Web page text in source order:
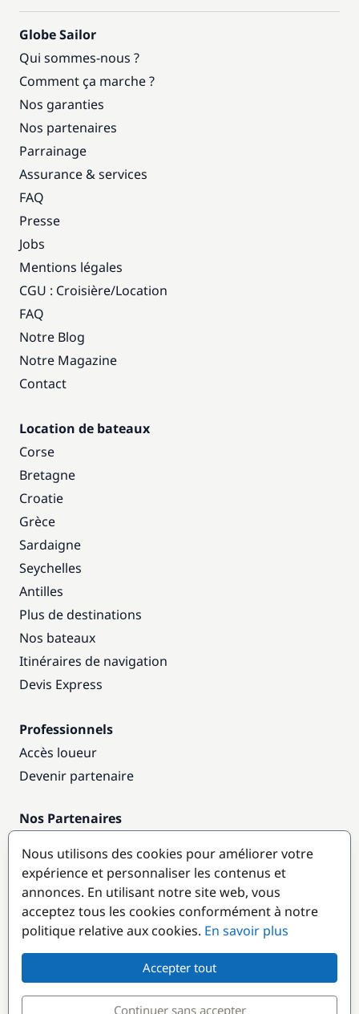
Globe Sailor
Qui sommes-nous ?
Comment ça marche ?
Nos garanties
Nos partenaires
Parrainage
Assurance & services
FAQ
Presse
Jobs
Mentions légales
CGU : Croisière/Location
FAQ
Notre Blog
Notre Magazine
Contact
Location de bateaux
Corse
Bretagne
Croatie
Grèce
Sardaigne
Seychelles
Antilles
Plus de destinations
Nos bateaux
Itinéraires de navigation
Devis Express
Professionnels
Accès loueur
Devenir partenaire
Nos Partenaires
Destinations populaires
Nous utilisons des cookies pour améliorer votre
expérience et personnaliser les contenus et
annonces. En utilisant notre site web, vous
acceptez tous les cookies conformément à notre
politique relative aux cookies. En savoir plus
Accepter tout
Continuer sans accepter